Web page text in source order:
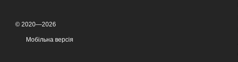
© 2020—2026
Мобільна версія